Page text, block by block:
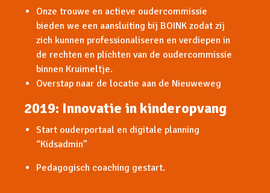
Onze trouwe en actieve oudercommissie
bieden we een aansluiting bij BOINK zodat zij
zich kunnen professionaliseren en verdiepen in
de rechten en plichten van de oudercommissie
binnen Kruimeltje.
Overstap naar de locatie aan de Nieuweweg
2019: Innovatie in kinderopvang
Start ouderportaal en digitale planning
“Kidsadmin”
Pedagogisch coaching gestart.